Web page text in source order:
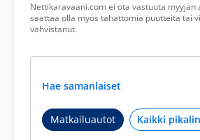
Nettikaravaani.com ei ota vastuuta
saattaa olla myös tahattomia puutteita tai
vahvistanut.
Hae samanlaiset
Matkailuautot